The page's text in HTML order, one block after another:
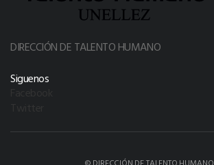
DIRECCIÓN DE TALENTO HUMANO
Siguenos
© DIRECCIÓN DE TALENTO HUMANO